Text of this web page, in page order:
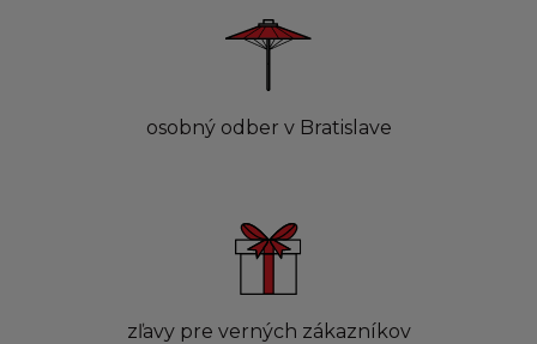
osobný odber v Bratislave
zľavy pre verných zákazníkov